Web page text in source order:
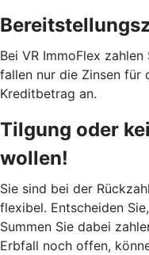
Bei VR ImmoFlex
fallen nur die Zinsen für
Kreditbetrag an.
Tilgung oder
wollen!
Sie sind bei der
flexibel. Entscheiden
Summen Sie dabei
Erbfall noch offen,